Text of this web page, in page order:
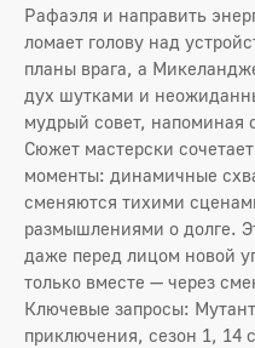
Рафaэля и направить
ломает голову над
планы врага, а
дух шутками и
мудрый совет, напоминая
Сюжет мастерски
моменты: динамичные
сменяются тихими
размышлениями о долге.
даже перед лицом новой
только вместе — через
Ключевые запросы:
приключения, сезон 1, 14